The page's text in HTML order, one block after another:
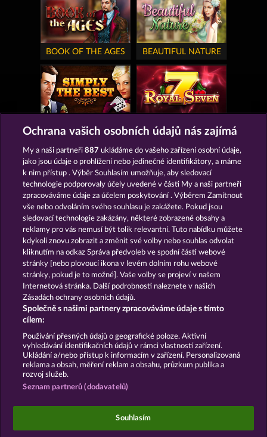
BOOK OF THE AGES BEAUTIFUL NATURE
GOLDEN EI OF
MOORHUHN
FOREVER
DIAMONDS
Zobrazit všechny hry
Podmínky Prohlášení o ochraně údajů
Kontakt Společnost Časté dotazy
Partnerský program Facebook
Podat Žádost o Odstoupení
Sociální kasinové hry jsou určeny výhradně k
zábavním účelům a nemají vůbec žádný vliv na
Ochrana vašich osobních údajů nás zajímá
My a naši partneři887 ukládáme do vašeho zařízení osobní údaje,
jako jsou údaje o prohlížení nebo jedinečné identifikátory, a máme
k nim přístup . Výběr Souhlasím umožňuje, aby sledovací
technologie podporovaly účely uvedené v části My a naši partneři
zpracováváme údaje za účelem poskytování . Výběrem Zamítnout
vše nebo odvoláním svého souhlasu je zakážete. Pokud jsou
sledovací technologie zakázány, některé zobrazené obsahy a
reklamy pro vás nemusí být tolik relevantní. Tuto nabídku můžete
kdykoli znovu zobrazit a změnit své volby nebo souhlas odvolat
kliknutím na odkaz Správa předvoleb ve spodní části webové
stránky [nebo plovoucí ikona v levém dolním rohu webové
stránky, pokud je to možné]. Vaše volby se projeví v našem
Internetová stránka. Další podrobnosti naleznete v našich
Zásadách ochrany osobních údajů.
Společně s našimi partnery zpracováváme údaje s tímto
cílem:
Používání přesných údajů o geografické poloze. Aktivní
vyhledávání identifikačních údajů v rámci vlastností zařízení.
Ukládání a/nebo přístup k informacím v zařízení. Personalizovaná
reklama a obsah, měření reklam a obsahu, průzkum publika a
rozvoj služeb.
Seznam partnerů (dodavatelů)
Souhlasím